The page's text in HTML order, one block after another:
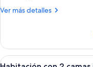
individuales,
mar
Ver más detalles
Más
con
camas
Abrir
4